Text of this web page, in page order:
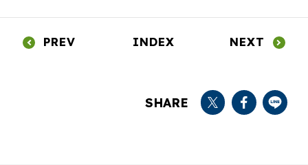
PREV INDEX NEXT
SHARE